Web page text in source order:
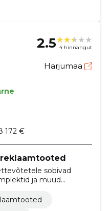
2.5 4 hinnangut
Harjumaa
172 €
sobivad
ja muud
lisamist, näidiseid ja